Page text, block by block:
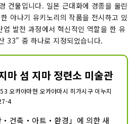
건물입니다. 일본 근대화에 경종을 울린
야나기 유키노리의 작품을 전시하고 있
발전 과정에서 혁신적인 역할을 한 유
33" 중 하나로 지정되었습니다.
마 섬 지마 정련소 미술관
오카야마현 오카야마시 히가시구 이누지
4
・건축・아트・환경」에 의한 새